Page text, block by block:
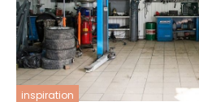
inspiration